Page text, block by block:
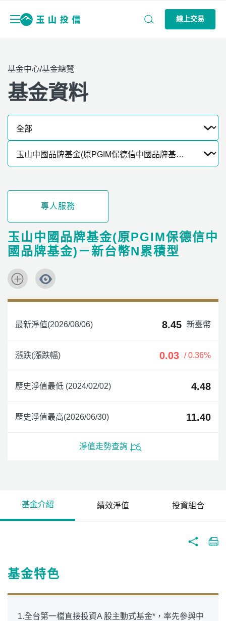
線上交易
基金中心/基金總覽
基金資料
專人服務
玉山中國品牌基金(原PGIM保德信中
國品牌基金)－新台幣N累積型
最新淨值(2026/08/06) 8.45 新臺幣
漲跌(漲跌幅) 0.03 / 0.36%
歷史淨值最低 (2024/02/02) 4.48
歷史淨值最高(2026/06/30) 11.40
淨值走勢查詢
基金介紹 績效淨值 投資組合
基金特色
1.全台第一檔直接投資A 股主動式基金*，率先參與中